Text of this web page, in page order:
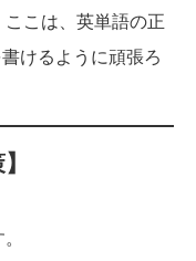
こは、英単語の正
けるように頑張ろ